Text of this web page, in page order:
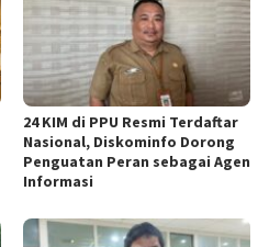
24 KIM di PPU Resmi Terdaftar
Nasional, Diskominfo Dorong
Penguatan Peran sebagai Agen
Informasi